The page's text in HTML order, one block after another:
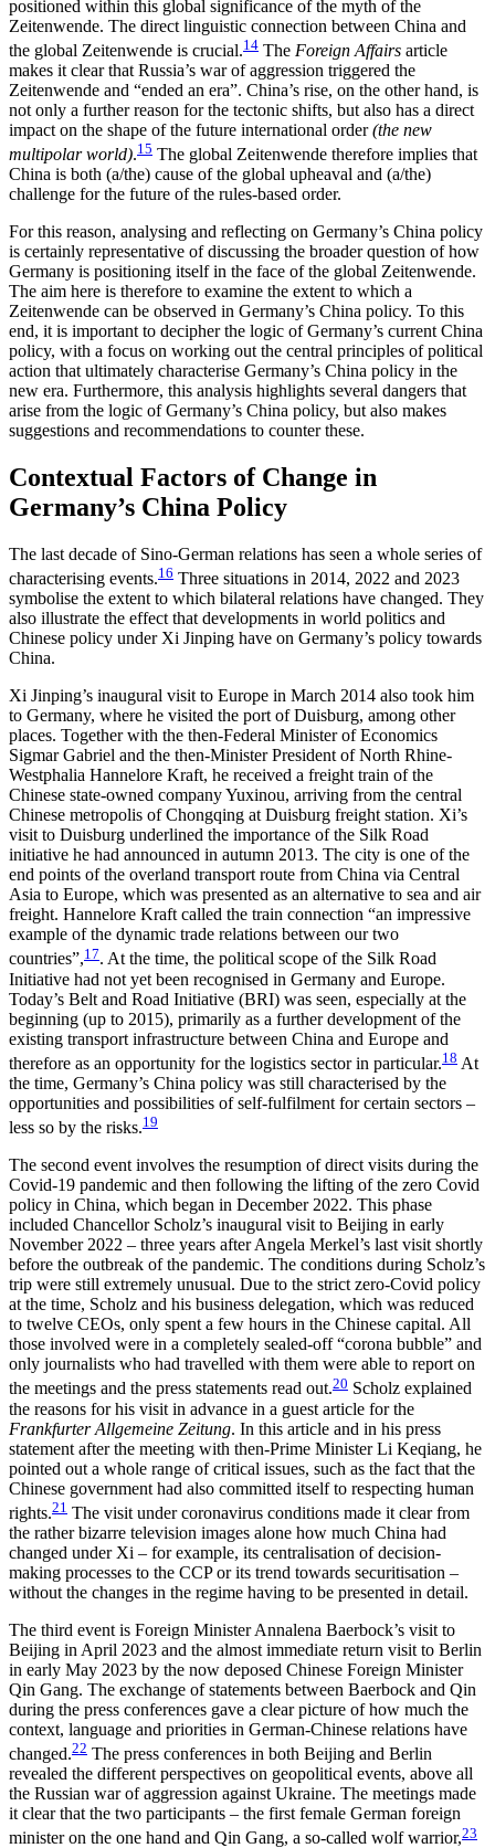
positioned within this global significance of the myth of the
Zeitenwende. The direct linguistic connection between China and
the global Zeitenwende is crucial.14 The Foreign Affairs article
makes it clear that Russia’s war of aggression triggered the
Zeitenwende and “ended an era”. China’s rise, on the other hand, is
not only a further reason for the tec­tonic shifts, but also has a direct
impact on the shape of the future international order(the new
multipolarworld).15 The global Zeitenwende therefore implies that
China is both (a/the) cause of the global upheaval and (a/the)
challenge for the future of the rules-based order.
For this reason, analysing and reflecting on Germany’s China policy
is certainly representative of discussing the broader question of how
Germany is positioning itself in the face of the global Zeitenwende.
The aim here is therefore to examine the extent to which a
Zeitenwende can be observed in Germany’s China policy. To this
end, it is important to decipher the logic of Germany’s current China
policy, with a focus on working out the central prin­ciples of political
action that ultimately characterise Germany’s China policy in the
new era. Furthermore, this analysis highlights several dangers that
arise from the logic of Germany’s China policy, but also makes
suggestions and recommendations to counter these.
Contextual Factors of Change in
Germany’s China Policy
The last decade of Sino-German relations has seen a whole series of
characterising events.16 Three situa­tions in 2014, 2022 and 2023
symbolise the extent to which bilateral relations have changed. They
also illustrate the effect that developments in world politics and
Chinese policy under Xi Jinping have on Germany’s policy towards
China.
Xi Jinping’s inaugural visit to Europe in March 2014 also took him
to Germany, where he visited the port of Duisburg, among other
places. Together with the then-Federal Minister of Economics
Sigmar Gabriel and the then-Minister President of North Rhine-
West­phalia Hannelore Kraft, he received a freight train of the
Chinese state-owned company Yuxinou, arriving from the central
Chinese metropolis of Chongqing at Duisburg freight station. Xi’s
visit to Duisburg under­lined the importance of the Silk Road
initiative he had announced in autumn 2013. The city is one of the
end points of the overland transport route from China via Central
Asia to Europe, which was pre­sented as an alternative to sea and air
freight. Hanne­lore Kraft called the train connection “an impressive
example of the dynamic trade relations between our two
countries”,17. At the time, the political scope of the Silk Road
Initiative had not yet been recognised in Germany and Europe.
Today’s Belt and Road Initiative (BRI) was seen, especially at the
beginning (up to 2015), primarily as a further development of the
existing transport infrastructure between China and Europe and
therefore as an opportunity for the logistics sector in particular.18 At
the time, Germany’s China policy was still characterised by the
opportunities and possibilities of self-fulfilment for certain sectors –
less so by the risks.19
The second event involves the resumption of direct visits during the
Covid-19 pandemic and then follow­ing the lifting of the zero Covid
policy in China, which began in December 2022. This phase
included Chancellor Scholz’s inaugural visit to Beijing in early
November 2022 – three years after Angela Merkel’s last visit shortly
before the outbreak of the pandemic. The conditions during Scholz’s
trip were still extremely unusual. Due to the strict zero-Covid policy
at the time, Scholz and his business delegation, which was reduced
to twelve CEOs, only spent a few hours in the Chinese capital. All
those involved were in a com­pletely sealed-off “corona bubble” and
only journalists who had travelled with them were able to report on
the meetings and the press statements read out.20 Scholz explained
the reasons for his visit in advance in a guest article for the
Frankfurter Allgemeine Zeitung. In this article and in his press
statement after the meeting with then-Prime Minister Li Keqiang, he
pointed out a whole range of critical issues, such as the fact that the
Chinese government had also com­mitted itself to respecting human
rights.21 The visit under coronavirus conditions made it clear from
the rather bizarre television images alone how much China had
changed under Xi – for example, its cen­tralisation of decision-
making processes to the CCP or its trend towards securitisation –
without the changes in the regime having to be presented in detail.
The third event is Foreign Minister Annalena Baer­bock’s visit to
Beijing in April 2023 and the almost immediate return visit to Berlin
in early May 2023 by the now deposed Chinese Foreign Minister
Qin Gang. The exchange of statements between Baerbock and Qin
during the press conferences gave a clear picture of how much the
context, language and priorities in German-Chinese relations have
changed.22 The press conferences in both Beijing and Berlin
revealed the different perspectives on geopolitical events, above all
the Russian war of aggression against Ukraine. The meetings made
it clear that the two participants – the first female German foreign
minister on the one hand and Qin Gang, a so-called wolf warrior,23